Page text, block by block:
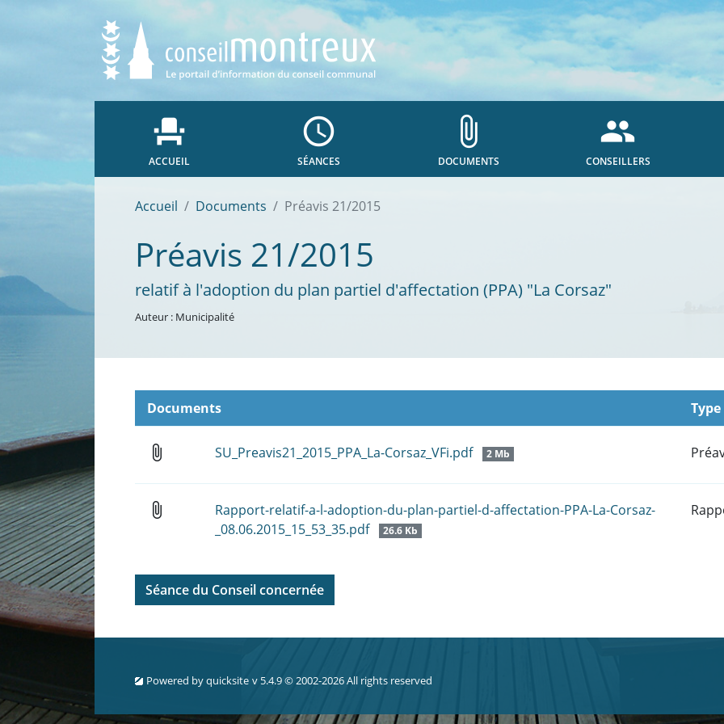
event_seat
ACCUEIL
access_time
SÉANCES
attach_file
DOCUMENTS
people
CONSEILLERS
Accueil Documents Préavis 21/2015
Préavis 21/2015
relatif à l'adoption du plan partiel d'affectation (PPA) "La Corsaz"
Auteur : Municipalité
Documents Type
attach_file SU_Preavis21_2015_PPA_La-Corsaz_VFi.pdf 2 Mb
attach_file
Rapport-relatif-a-l-adoption-du-plan-partiel-d-affectation-PPA-La-Corsaz-
_08.06.2015_15_53_35.pdf
26.6 Kb
Séance du Conseil concernée
Powered byquicksite v 5.4.9 © 2002-2026 All rights reserved